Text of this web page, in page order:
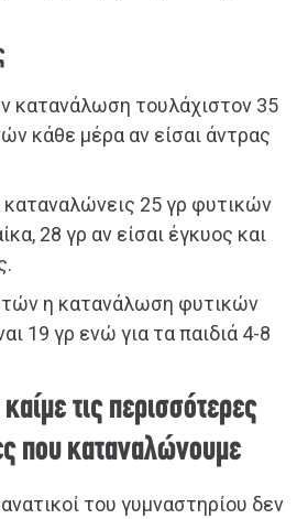
κατανάλωση τουλάχιστον 35
κάθε μέρα αν είσαι άντρας
25 γρ φυτικών
28 γρ αν είσαι έγκυος και
η κατανάλωση φυτικών
19 γρ ενώ για τα παιδιά 4-8
τις περισσότερες
που καταναλώνουμε
του γυμναστηρίου δεν